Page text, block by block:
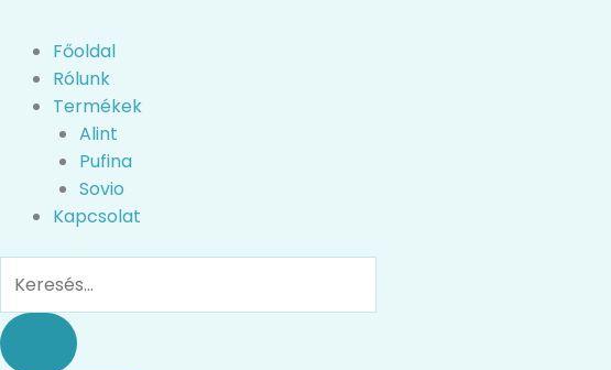
Főoldal
Rólunk
Termékek
Alint
Pufina
Sovio
Kapcsolat